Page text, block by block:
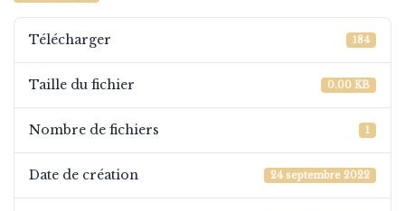
Télécharger 184
Taille du fichier 0.00 KB
Nombre de fichiers 1
Date de création 24 septembre 2022